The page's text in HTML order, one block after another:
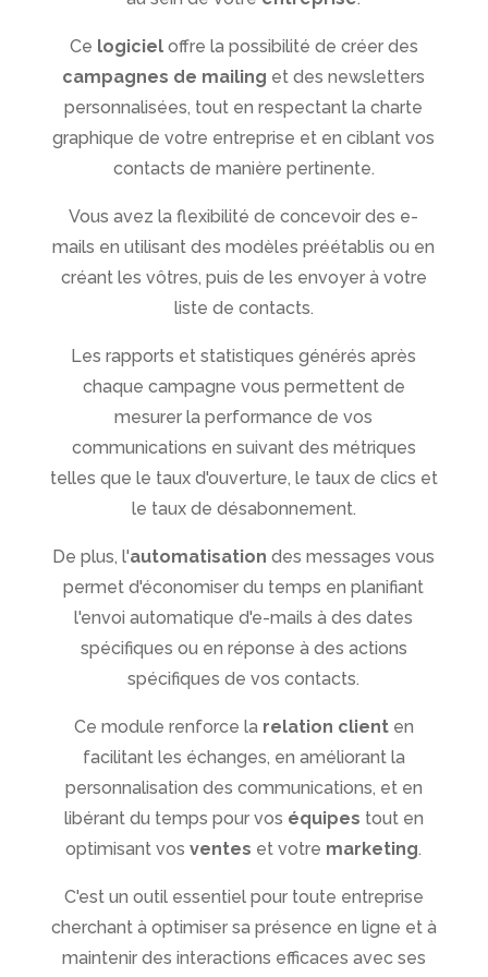
Ce logicieloffre la possibilité de créer des
campagnes de mailing et des newsletters
personnalisées, tout en respectant la charte
graphique de votre entreprise et en ciblant vos
contacts de manière pertinente.
Vous avez la flexibilité de concevoir des e-
mails en utilisant des modèles préétablis ou en
créant les vôtres, puis de les envoyer à votre
liste de contacts.
Les rapports et statistiques générés après
chaque campagne vous permettent de
mesurer la performance de vos
communications en suivant des métriques
telles que le taux d'ouverture, le taux de clics et
le taux de désabonnement.
De plus, l'automatisation des messages vous
permet d'économiser du temps en planifiant
l'envoi automatique d'e-mails à des dates
spécifiques ou en réponse à des actions
spécifiques de vos contacts.
Ce module renforce la relation clienten
facilitant les échanges, en améliorant la
personnalisation des communications, et en
libérant du temps pour vos équipes tout en
optimisant vosventes et votre marketing.
C'est un outil essentiel pour toute entreprise
cherchant à optimiser sa présence en ligne et à
maintenir des interactions efficaces avec ses